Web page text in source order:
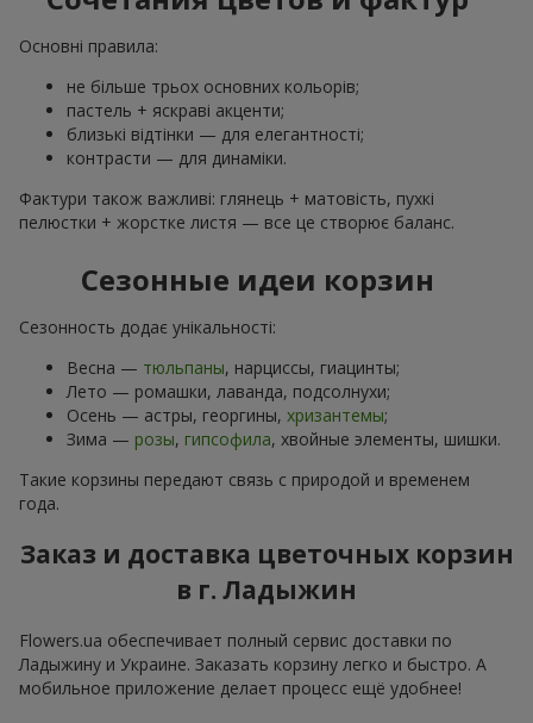
Основні правила:
не більше трьох основних кольорів;
пастель + яскраві акценти;
близькі відтінки — для елегантності;
контрасти — для динаміки.
Фактури також важливі: глянець + матовість, пухкі
пелюстки + жорстке листя — все це створює баланс.
Сезонные идеи корзин
Сезонность додає унікальності:
Весна — тюльпаны, нарциссы, гиацинты;
Лето — ромашки, лаванда, подсолнухи;
Осень — астры, георгины, хризантемы;
Зима — розы, гипсофила, хвойные элементы, шишки.
Такие корзины передают связь с природой и временем
года.
Заказ и доставка цветочных корзин
в г. Ладыжин
Flowers.ua обеспечивает полный сервис доставки по
Ладыжину и Украине. Заказать корзину легко и быстро. А
мобильное приложение делает процесс ещё удобнее!